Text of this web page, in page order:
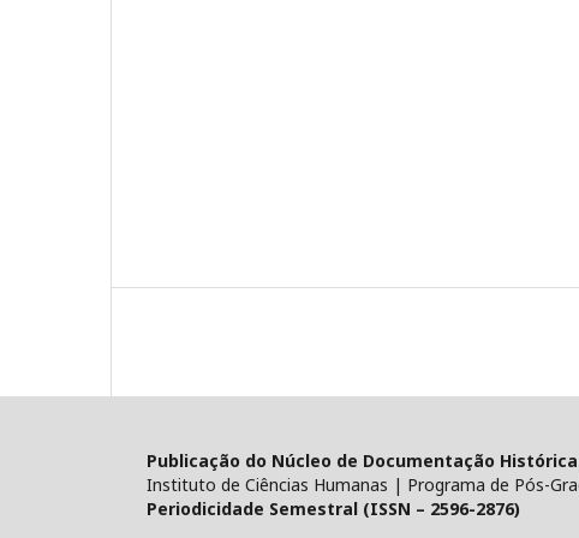
Publicação do Núcleo de Documentação
Instituto de Ciências Humanas | Programa de Pós-
Periodicidade Semestral (ISSN – 2596-2876)